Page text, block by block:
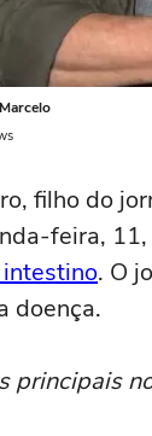
filho do
feira, 11,
. O
doença.
principais